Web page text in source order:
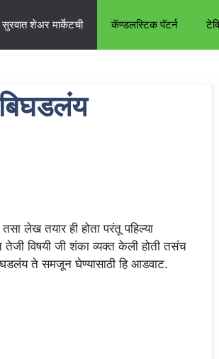
सुरवात शेअर मार्केटची कॅण्डलस्टिक पॅटर्न
लेख तयार ही होता परंतू पहिल्या
विषयी जी शंका व्यक्त केली होती तसंच
ते समजून घेण्यासाठी हि आडवाट.